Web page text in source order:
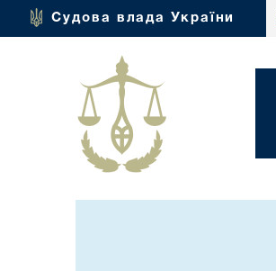
Судова влада України